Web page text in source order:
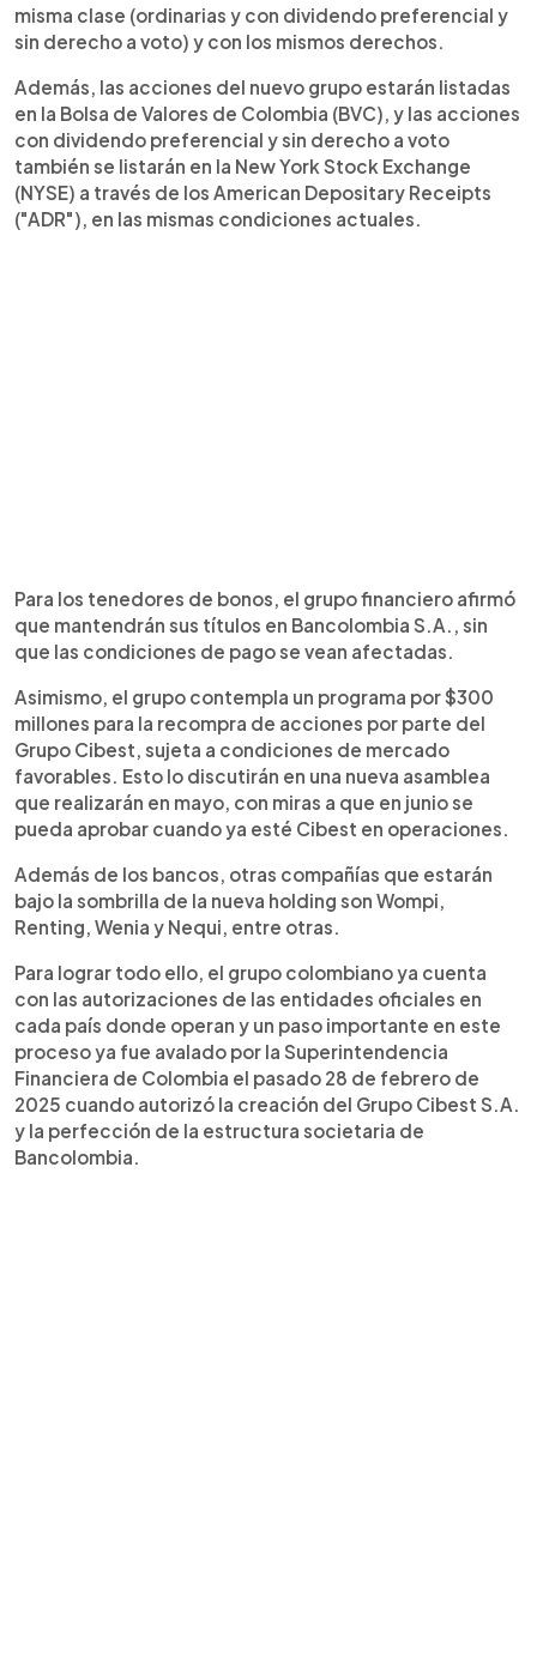
misma clase (ordinarias y con dividendo preferencial y
sin derecho a voto) y con los mismos derechos.
Además, las acciones del nuevo grupo estarán listadas
en la Bolsa de Valores de Colombia (BVC), y las acciones
con dividendo preferencial y sin derecho a voto
también se listarán en la New York Stock Exchange
(NYSE) a través de los American Depositary Receipts
("ADR"), en las mismas condiciones actuales.
Para los tenedores de bonos, el grupo financiero afirmó
que mantendrán sus títulos en Bancolombia S.A., sin
que las condiciones de pago se vean afectadas.
Asimismo, el grupo contempla un programa por $300
millones para la recompra de acciones por parte del
Grupo Cibest, sujeta a condiciones de mercado
favorables. Esto lo discutirán en una nueva asamblea
que realizarán en mayo, con miras a que en junio se
pueda aprobar cuando ya esté Cibest en operaciones.
Además de los bancos, otras compañías que estarán
bajo la sombrilla de la nueva holding son Wompi,
Renting, Wenia y Nequi, entre otras.
Para lograr todo ello, el grupo colombiano ya cuenta
con las autorizaciones de las entidades oficiales en
cada país donde operan y un paso importante en este
proceso ya fue avalado por la Superintendencia
Financiera de Colombia el pasado 28 de febrero de
2025 cuando autorizó la creación del Grupo Cibest S.A.
y la perfección de la estructura societaria de
Bancolombia.